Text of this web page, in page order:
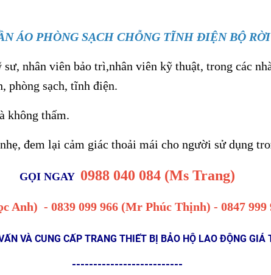
ÁO PHÒNG SẠCH CHỖNG TĨNH ĐIỆN BỘ
nhân viên bảo trì,nhân viên kỹ thuật, trong các
phòng sạch, tĩnh điện.
không thấm.
đem lại cảm giác thoải mái cho người sử dụng
GỌI NGAY 0988 040 084 (Ms Trang)
Anh) - 0839 099 966 (Mr Phúc Thịnh) - 0847
VÀ CUNG CẤP TRANG THIẾT BỊ BẢO HỘ LAO ĐỘNG GIÁ
--------------------------